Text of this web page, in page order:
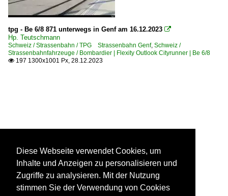
tpg - Be 6/8 871 unterwegs in Genf am 16.12.2023 
Hp. Teutschmann
Schweiz / Strassenbahn / TPG Strassenbahn Genf, Schweiz /
Strassenbahnfahrzeuge / Bombardier | Flexity Outlook Cityrunner | Be 6/8
 197 1300x1001 Px, 28.12.2023
Diese Webseite verwendet Cookies, um
Inhalte und Anzeigen zu personalisieren und
Zugriffe zu analysieren. Mit der Nutzung
stimmen Sie der Verwendung von Cookies